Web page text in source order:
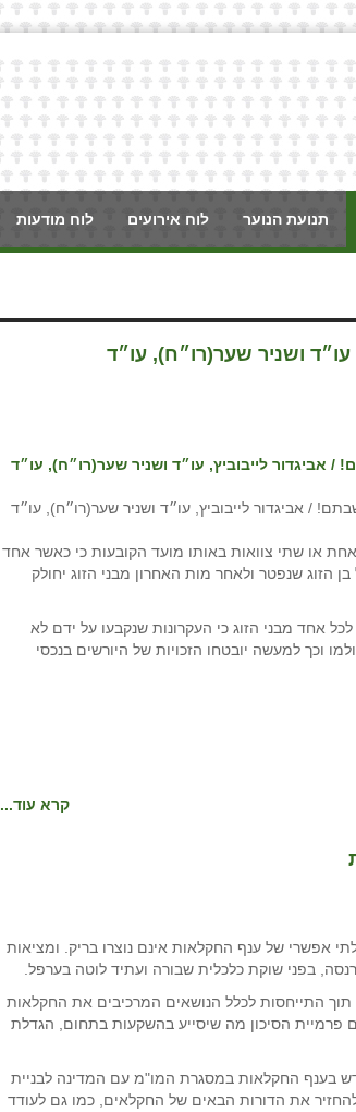
תנועת הנוער לוח אירועים לוח מודעות
ושניר שער(רו״ח), עו״ד
אחת או שתי צוואות באותו מועד הקובעות כי כאשר אחד
בן הזוג שנפטר ולאחר מות האחרון מבני הזוג יחולק
אחד מבני הזוג כי העקרונות שנקבעו על ידם לא
וכך למעשה יובטחו הזכויות של היורשים בנכסי
קרא עוד...
אפשרי של ענף החקלאות אינם נוצרו בריק. ומציאות
בפני שוקת כלכלית שבורה ועתיד לוטה בערפל.
תוך התייחסות לכלל הנושאים המרכיבים את החקלאות
פרמיית הסיכון מה שיסייע בהשקעות בתחום, הגדלת
בענף החקלאות במסגרת המו"מ עם המדינה לבניית
את הדורות הבאים של החקלאים, כמו גם לעודד